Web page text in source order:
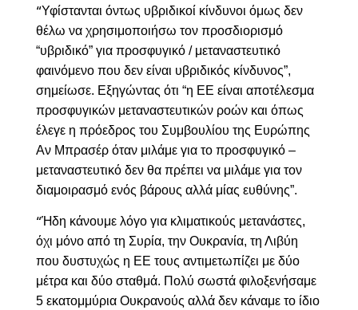
“Υφίστανται όντως υβριδικοί κίνδυνοι όμως δεν
θέλω να χρησιμοποιήσω τον προσδιορισμό
“υβριδικό” για προσφυγικό / μεταναστευτικό
φαινόμενο που δεν είναι υβριδικός κίνδυνος”,
σημείωσε. Εξηγώντας ότι “η ΕΕ είναι αποτέλεσμα
προσφυγικών μεταναστευτικών ροών και όπως
έλεγε η πρόεδρος του Συμβουλίου της Ευρώπης
Αν Μπρασέρ όταν μιλάμε για το προσφυγικό –
μεταναστευτικό δεν θα πρέπει να μιλάμε για τον
διαμοιρασμό ενός βάρους αλλά μίας ευθύνης”.
“Ήδη κάνουμε λόγο για κλιματικούς μετανάστες,
όχι μόνο από τη Συρία, την Ουκρανία, τη Λιβύη
που δυστυχώς η ΕΕ τους αντιμετωπίζει με δύο
μέτρα και δύο σταθμά. Πολύ σωστά φιλοξενήσαμε
5 εκατομμύρια Ουκρανούς αλλά δεν κάναμε το ίδιο